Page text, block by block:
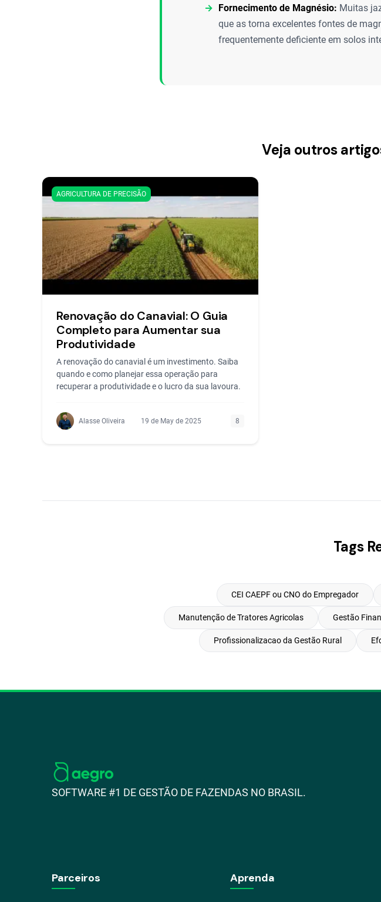
Fornecimento de Magnésio: Muitas
que as torna excelentes fontes de
frequentemente deficiente em solos
Veja outros
AGRICULTURA DE PRECISÃO
Renovação do Canavial: O Guia
Completo para Aumentar sua
Produtividade
A renovação do canavial é um investimento. Saiba
quando e como planejar essa operação para
recuperar a produtividade e o lucro da sua lavoura.
Alasse Oliveira 19 de May de 2025 8
Tags
CEI CAEPF ou CNO do Empregador
Manutenção de Tratores Agricolas Gestão
Profissionalizacao da Gestão Rural
SOFTWARE #1 DE GESTÃO DE FAZENDAS NO BRASIL.
Parceiros Aprenda